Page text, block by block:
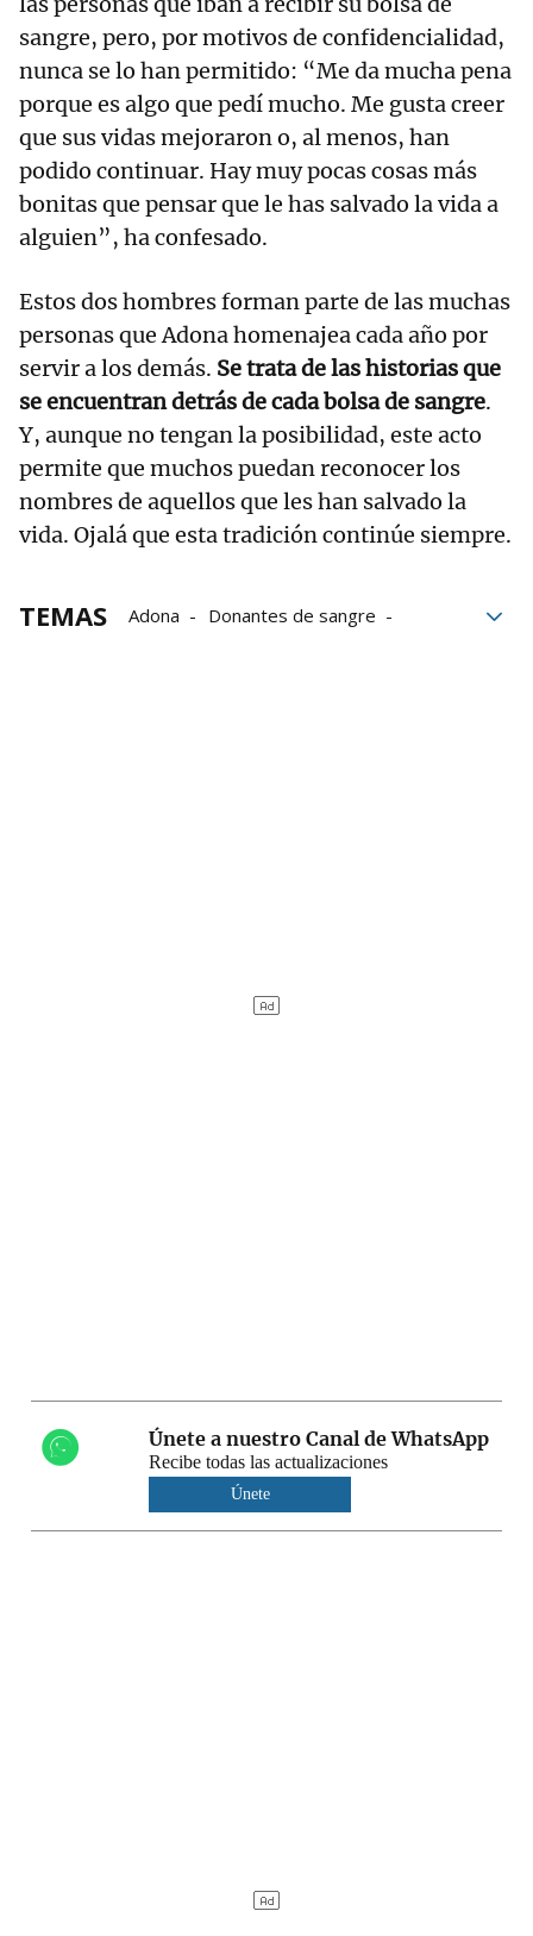
sangre, pero, por motivos de confidencialidad,
nunca se lo han permitido: “Me da mucha pena
porque es algo que pedí mucho. Me gusta creer
que sus vidas mejoraron o, al menos, han
podido continuar. Hay muy pocas cosas más
bonitas que pensar que le has salvado la vida a
alguien”, ha confesado.
Estos dos hombres forman parte de las muchas
personas que Adona homenajea cada año por
servir a los demás. Se trata de las historias que
se encuentran detrás de cada bolsa de sangre.
Y, aunque no tengan la posibilidad, este acto
permite que muchos puedan reconocer los
nombres de aquellos que les han salvado la
vida. Ojalá que esta tradición continúe siempre.
TEMAS Adona
Donantes de sangre
Únete a nuestro Canal de WhatsApp
Recibe todas las actualizaciones
Únete